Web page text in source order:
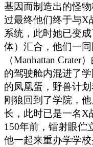
基因而制造出的怪
过最终他们终于与X
系统，此时她已变
体）汇合，他们一
（Manhattan Crater
的驾驶舱内混进了
的凤凰蛋，野兽计
刚狼回到了学院，
长，此时已是一名X
150年前，镭射眼伫
他一起来重办学学